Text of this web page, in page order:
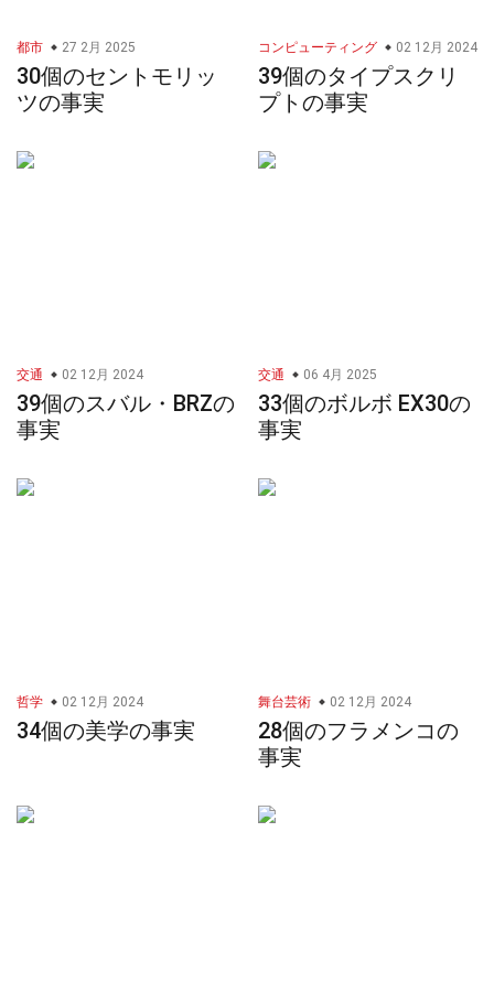
都市 27 2月 2025
30個のセントモリッ
ツの事実
コンピューティング 02 12月 2024
39個のタイプスクリ
プトの事実
交通 02 12月 2024
39個のスバル・BRZの
事実
交通 06 4月 2025
33個のボルボ EX30の
事実
哲学 02 12月 2024
34個の美学の事実
舞台芸術 02 12月 2024
28個のフラメンコの
事実